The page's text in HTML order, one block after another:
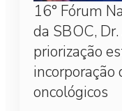
16° Fórum
da SBOC,
priorização
oncológicos